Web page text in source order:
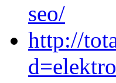
seo/
http://